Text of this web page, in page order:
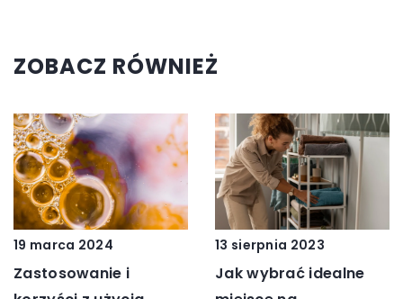
ZOBACZ RÓWNIEŻ
19 marca 2024
Zastosowanie i
13 sierpnia 2023
Jak wybrać idealne